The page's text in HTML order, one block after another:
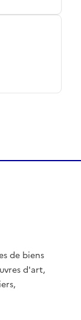
de biens
d'art,